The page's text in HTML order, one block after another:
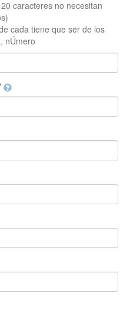
caracteres no necesitan
cada tiene que ser de los
nÚmero